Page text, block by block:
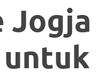
Jogja
untuk